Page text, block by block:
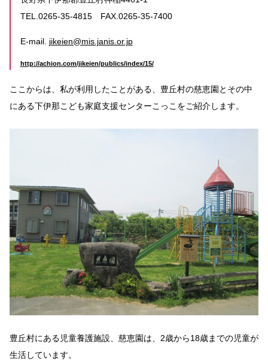
TEL.0265-35-4815 FAX.0265-35-7400
E-mail. jikeien@mis.janis.or.jp
http://achion.com/jikeien/publics/index/15/
ここからは、私が利用したことがある、豊丘村の慈恵園とその中
にある下伊那こども家庭支援センターこっこをご紹介します。
豊丘村にある児童養護施設、慈恵園は、2歳から18歳までの児童が
生活しています。